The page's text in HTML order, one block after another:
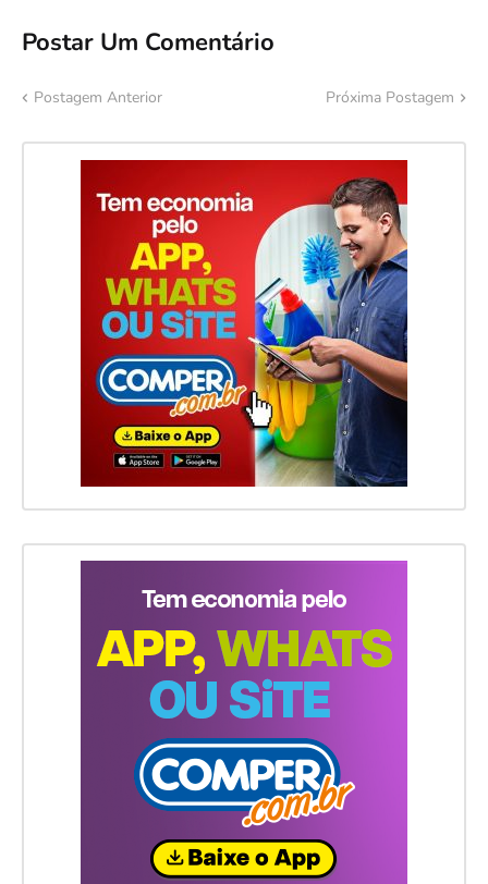
Postar Um Comentário
Postagem Anterior Próxima Postagem